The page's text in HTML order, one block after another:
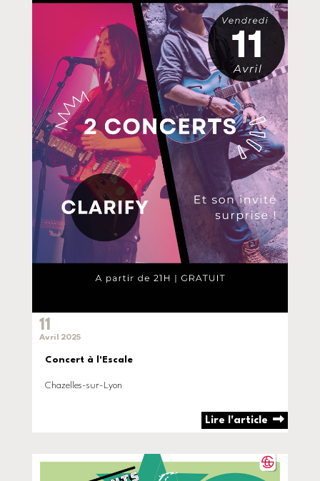
11
Avril 2025
Concert à l'Escale
Chazelles-sur-Lyon
Lire l'article